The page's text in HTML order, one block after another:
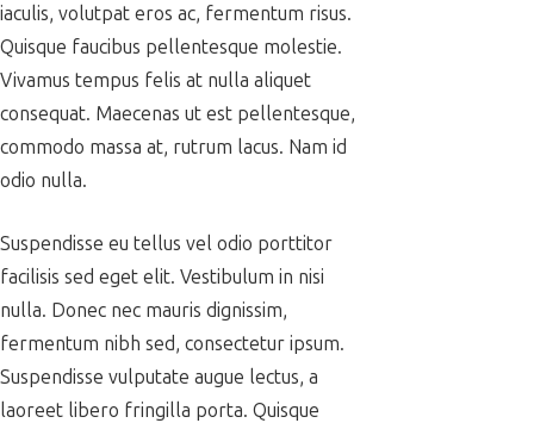
iaculis, volutpat eros ac, fermentum risus.
Quisque faucibus pellentesque molestie.
Vivamus tempus felis at nulla aliquet
consequat. Maecenas ut est pellentesque,
commodo massa at, rutrum lacus. Nam id
odio nulla.
Suspendisse eu tellus vel odio porttitor
facilisis sed eget elit. Vestibulum in nisi
nulla. Donec nec mauris dignissim,
fermentum nibh sed, consectetur ipsum.
Suspendisse vulputate augue lectus, a
laoreet libero fringilla porta. Quisque